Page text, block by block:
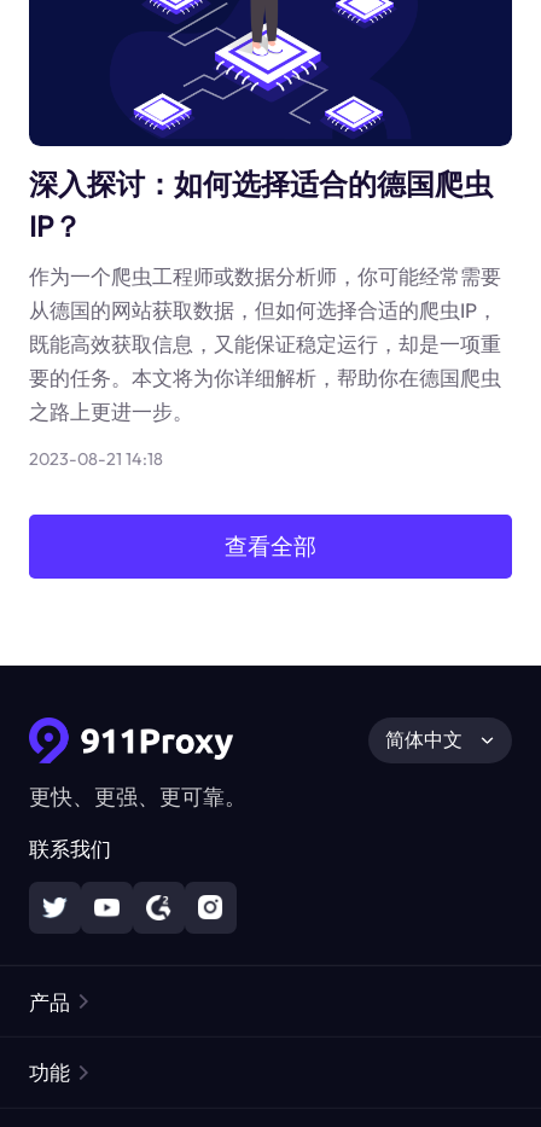
深入探讨：如何选择适合的德国爬虫
IP？
作为一个爬虫工程师或数据分析师，你可能经常需要
从德国的网站获取数据，但如何选择合适的爬虫IP，
既能高效获取信息，又能保证稳定运行，却是一项重
要的任务。本文将为你详细解析，帮助你在德国爬虫
之路上更进一步。
2023-08-21 14:18
查看全部
更快、更强、更可靠。
联系我们
简体中文
产品
功能